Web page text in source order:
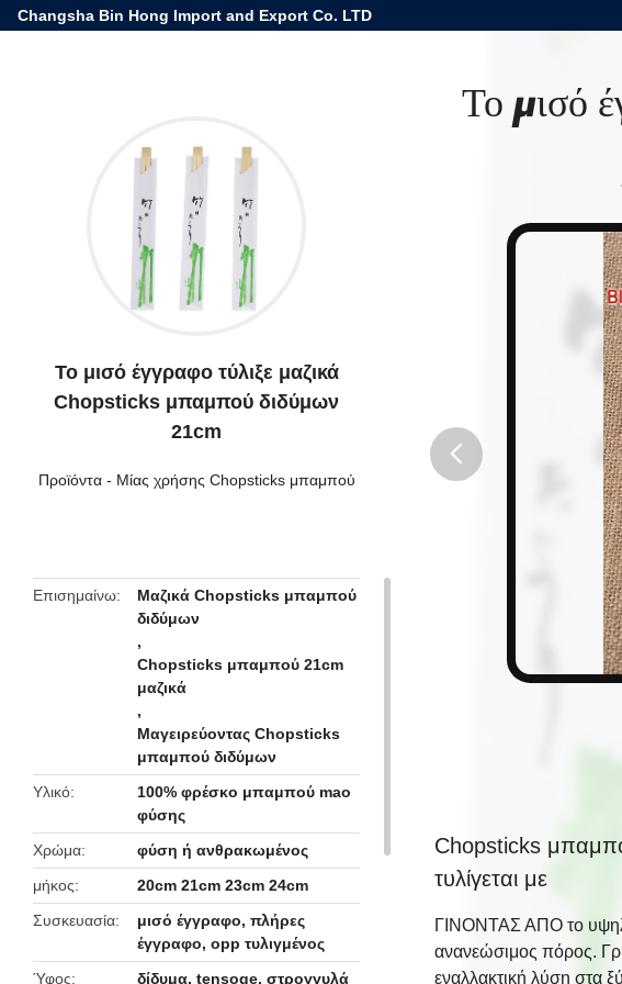
Changsha Bin Hong Import and Export Co. LTD
Το μισό έγγραφο τύλιξε μαζικά
Chopsticks μπαμπού διδύμων
21cm
Προϊόντα- Μίας χρήσης Chopsticks μπαμπού
Επισημαίνω
Μαζικά Chopsticks μπαμπού
διδύμων
,
Chopsticks μπαμπού 21cm
μαζικά
,
Μαγειρεύοντας Chopsticks
μπαμπού διδύμων
Υλικό
100% φρέσκο μπαμπού mao
φύσης
Χρώμα
φύση ή ανθρακωμένος
μήκος
20cm 21cm 23cm 24cm
Συσκευασία
μισό έγγραφο, πλήρες
έγγραφο, opp τυλιγμένος
Ύφος
δίδυμα, tensoge, στρογγυλά
Το μισό
Chopsticks
τυλίγεται με
ΓΙΝΟΝΤΑΣ ΑΠΟ το
ανανεώσιμος πόρος.
εναλλακτική λύση στα